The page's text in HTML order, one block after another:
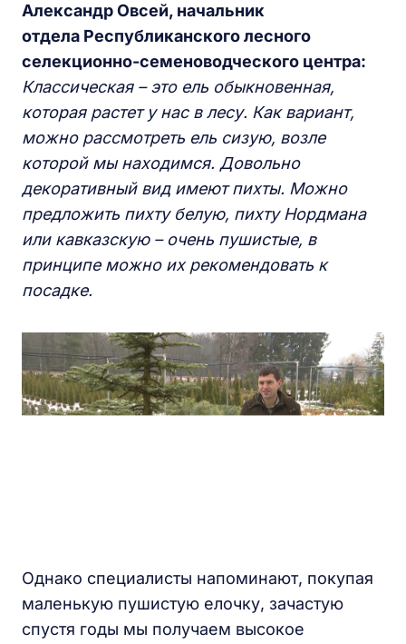
Александр Овсей, начальник
отдела Республиканского лесного
селекционно-семеноводческого центра:
Классическая – это ель обыкновенная,
которая растет у нас в лесу. Как вариант,
можно рассмотреть ель сизую, возле
которой мы находимся. Довольно
декоративный вид имеют пихты. Можно
предложить пихту белую, пихту Нордмана
или кавказскую – очень пушистые, в
принципе можно их рекомендовать к
посадке.
Однако специалисты напоминают, покупая
маленькую пушистую елочку, зачастую
спустя годы мы получаем высокое